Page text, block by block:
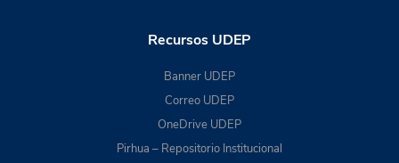
Recursos UDEP
Banner UDEP
Correo UDEP
OneDrive UDEP
Pirhua – Repositorio Institucional